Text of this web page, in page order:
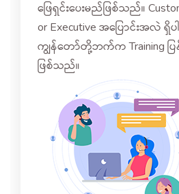
ဖြေရှင်းပေးမည်ဖြစ်သည်။
or Executive အပြောင်းအလဲ
ကျွန်တော်တို့ဘက်က Training ပြ
ဖြစ်သည်။